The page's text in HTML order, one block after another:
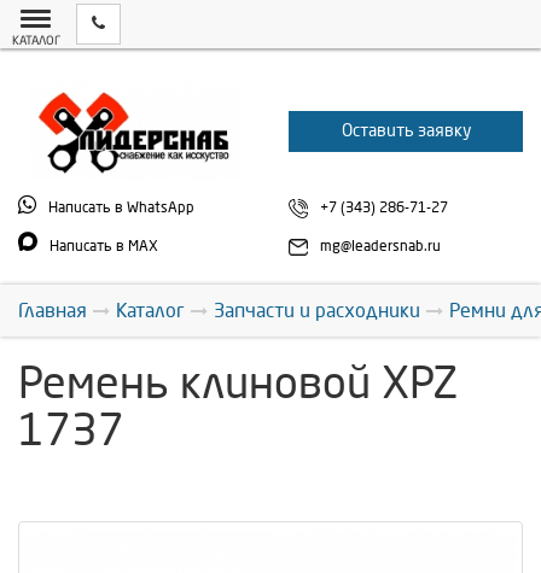
КАТАЛОГ
Оставить заявку
Написать в WhatsApp
Написать в MAX
+7 (343) 286-71-27
mg@leadersnab.ru
Главная Каталог Запчасти и расходники Ремни
Ремень клиновой XPZ
1737